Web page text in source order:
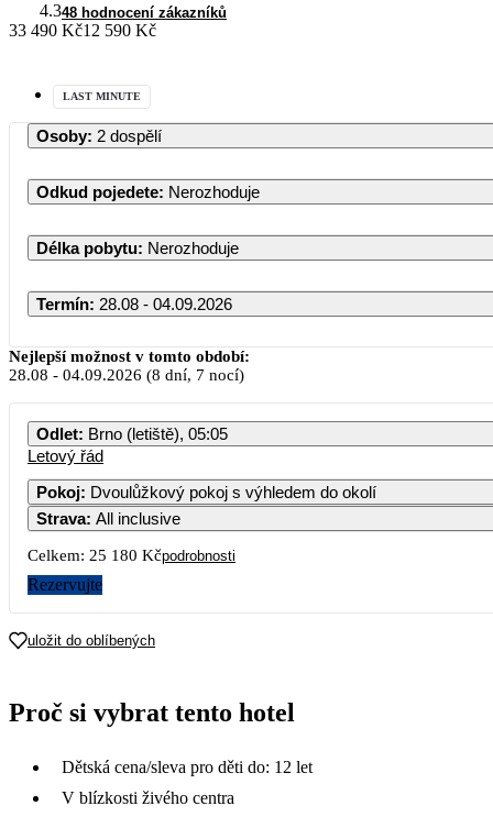
4.348 hodnocení zákazníků
33 490 Kč12 590 Kč
LAST MINUTE
Osoby: 2 dospělí
Odkud pojedete: Nerozhoduje
Délka pobytu: Nerozhoduje
Termín: 28.08 - 04.09.2026
Nejlepší možnost v tomto období:
28.08 - 04.09.2026 (8 dní, 7 nocí)
Odlet: Brno (letiště), 05:05
Letový řád
Pokoj: Dvoulůžkový pokoj s výhledem do okolí
Strava: All inclusive
Celkem: 25 180 Kčpodrobnosti
Rezervujte
uložit do oblíbených
Proč si vybrat tento hotel
Dětská cena/sleva pro děti do: 12 let
V blízkosti živého centra